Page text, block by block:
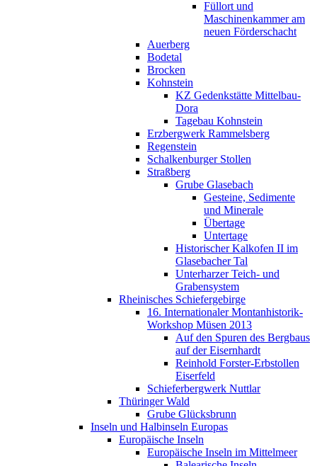
Füllort und
Maschinenkammer am
neuen Förderschacht
Auerberg
Bodetal
Brocken
Kohnstein
KZ Gedenkstätte Mittelbau-
Dora
Tagebau Kohnstein
Erzbergwerk Rammelsberg
Regenstein
Schalkenburger Stollen
Straßberg
Grube Glasebach
Gesteine, Sedimente
und Minerale
Übertage
Untertage
Historischer Kalkofen II im
Glasebacher Tal
Unterharzer Teich- und
Grabensystem
Rheinisches Schiefergebirge
16. Internationaler Montanhistorik-
Workshop Müsen 2013
Auf den Spuren des Bergbaus
auf der Eisernhardt
Reinhold Forster-Erbstollen
Eiserfeld
Schieferbergwerk Nuttlar
Thüringer Wald
Grube Glücksbrunn
Inseln und Halbinseln Europas
Europäische Inseln
Europäische Inseln im Mittelmeer